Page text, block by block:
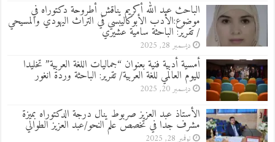
الباحث عبد الله أكريم يناقش أطروحة دكتوراه في
موضوع:الأدب الأبوكاليبسي في التراث اليهودي والمسيحي
/ تقرير: الباحثة سامية عشيري
ديسمبر 28, 2025
أمسية أدبية فنية بعنوان “جماليات اللغة العربية” تخليدا
لليوم العالمي للغة العربية/ تقرير: الباحثة وردة انغور
ديسمبر 20, 2025
الأستاذ عبد العزيز صربوط ينال درجة الدكتوراه بميزة
مشرف جدا في تخصص علم النحو/عبد العزيز الطوالي